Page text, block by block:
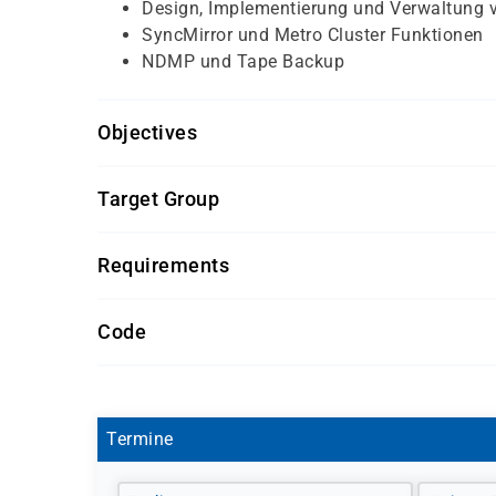
Design, Implementierung und Verwaltung
SyncMirror und Metro Cluster Funktionen
NDMP und Tape Backup
Objectives
gute Kenntnisse in Data ONTAP Clustered
TCP/IP Kenntnisse
Target Group
Funktionen zur Absicherung der Daten unter
Requirements
Code
Termine